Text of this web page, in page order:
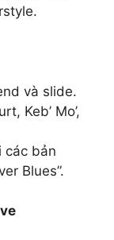
và slide.
Keb’ Mo’,
các bản
Blues”.